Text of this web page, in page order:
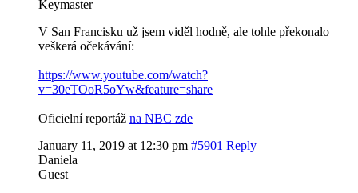
Keymaster
V San Francisku už jsem viděl hodně, ale tohle překonalo
veškerá očekávání:
https://www.youtube.com/watch?
v=30eTOoR5oYw&feature=share
Oficielní reportáž na NBC zde
January 11, 2019 at 12:30 pm #5901 Reply
Daniela
Guest